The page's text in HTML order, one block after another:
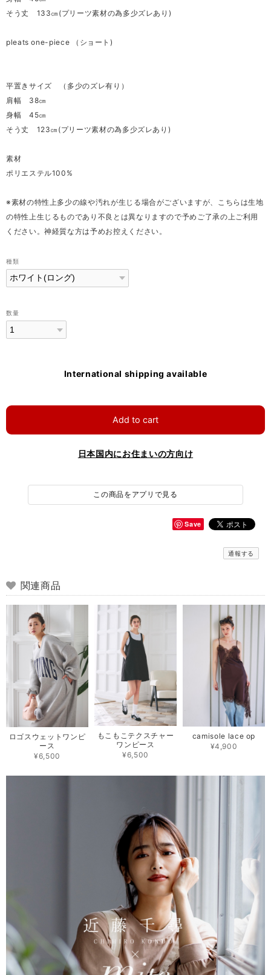
そう丈 133㎝(プリーツ素材の為多少ズレあり)
pleats one-piece （ショート)
平置きサイズ （多少のズレ有り）
肩幅 38㎝
身幅 45㎝
そう丈 123㎝(プリーツ素材の為多少ズレあり)
素材
ポリエステル100%
※素材の特性上多少の線や汚れが生じる場合がございますが、こちらは生地
の特性上生じるものであり不良とは異なりますので予めご了承の上ご利用
ください。神経質な方は予めお控えください。
種類
数量
International shipping available
Add to cart
日本国内にお住まいの方向け
この商品をアプリで見る
Save
通報する
関連商品
ロゴスウェットワンピ
ース
¥6,500
もこもこテクスチャー
ワンピース
¥6,500
camisole lace op
¥4,900